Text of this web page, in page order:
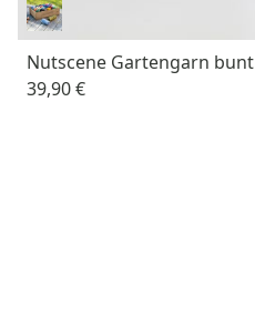
Nutscene Gartengarn bunt
39,90 €